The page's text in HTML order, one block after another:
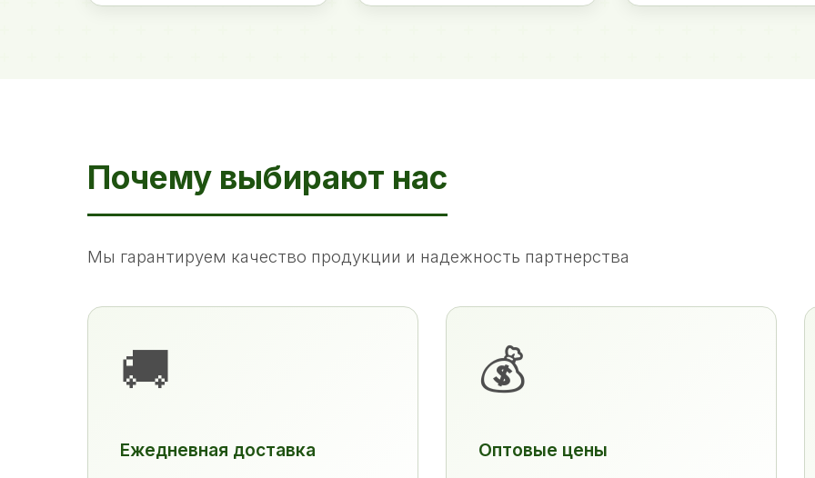
Почему выбирают нас
Мы гарантируем качество продукции и надежность партнерства
🚚
Ежедневная доставка
💰
Оптовые цены